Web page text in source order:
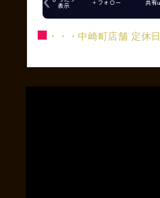
■ ・・・中崎町店舗 定休日